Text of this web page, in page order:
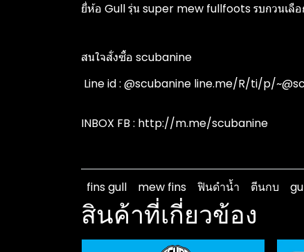
ยี่ห้อ Gull รุ่น super mew fullfoots รบกวนเลือ
สนใจสั่งซื้อ scubanine
Line id : @scubanine line.me/R/ti/p/
INBOX FB : http://m.me/scubanine
fins gull mew fins ฟินดำน้ำ ตีนกบ
สินค้าที่เกี่ยวข้อง